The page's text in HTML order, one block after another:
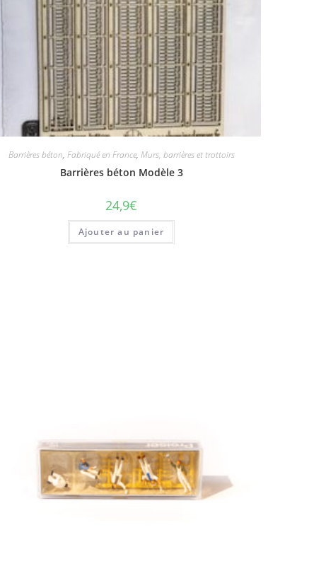
Barrières béton, Fabriqué en France, Murs, barrières et trottoirs
Barrières béton Modèle 3
24,9€
Ajouter au panier